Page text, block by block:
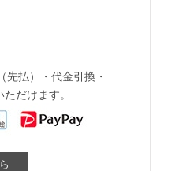
先払）・代金引換・
だけます。